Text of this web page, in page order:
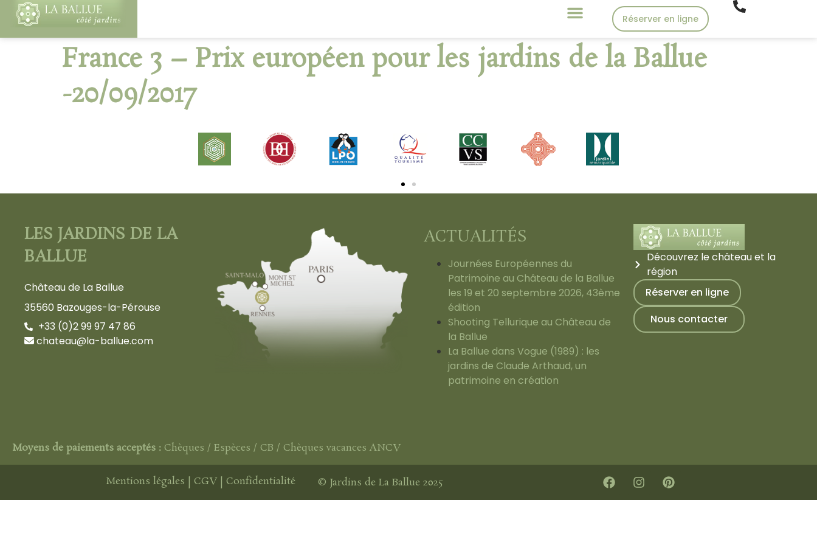
Réserver en ligne
France 3 – Prix européen pour les jardins de la Ballue
-20/09/2017
LES JARDINS DE LA
BALLUE
Château de La Ballue
35560 Bazouges-la-Pérouse
+33 (0)2 99 97 47 86
chateau@la-ballue.com
ACTUALITÉS
Journées Européennes du
Patrimoine au Château de la Ballue
les 19 et 20 septembre 2026, 43ème
édition
Shooting Tellurique au Château de
la Ballue
La Ballue dans Vogue (1989) : les
jardins de Claude Arthaud, un
patrimoine en création
Découvrez le château et la
région
Réserver en ligne
Nous contacter
Moyens de paiements acceptés : Chèques / Espèces / CB / Chèques vacances ANCV
Mentions légales |CGV |Confidentialité © Jardins de La Ballue 2025